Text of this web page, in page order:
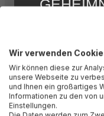
Valuations
Technical data
Wir verwenden
Wir können diese zur
unsere Webseite zu
und Ihnen ein großartiges
Informationen zu den von
Einstellungen.
Abonniere
Newsletter,
Aktionen
bei